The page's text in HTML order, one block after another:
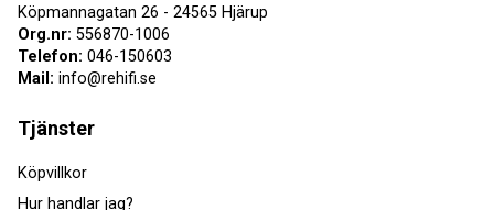
Köpmannagatan 26 - 24565 Hjärup
Org.nr: 556870-1006
Telefon: 046-150603
Mail: info@rehifi.se
Tjänster
Köpvillkor
Hur handlar jag?